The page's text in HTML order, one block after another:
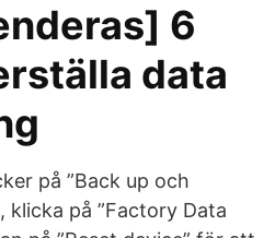
6
data
på ”Back up och
klicka på ”Factory Data